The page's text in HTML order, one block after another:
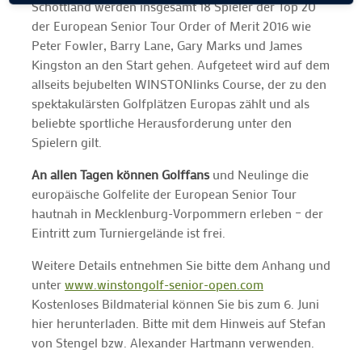
Schottland werden insgesamt 18 Spieler der Top 20
der European Senior Tour Order of Merit 2016 wie
Peter Fowler, Barry Lane, Gary Marks und James
Kingston an den Start gehen. Aufgeteet wird auf dem
allseits bejubelten WINSTONlinks Course, der zu den
spektakulärsten Golfplätzen Europas zählt und als
beliebte sportliche Herausforderung unter den
Spielern gilt.
An allen Tagen können Golffansund Neulinge die
europäische Golfelite der European Senior Tour
hautnah in Mecklenburg-Vorpommern erleben – der
Eintritt zum Turniergelände ist frei.
Weitere Details entnehmen Sie bitte dem Anhang und
unterwww.winstongolf-senior-open.com
Kostenloses Bildmaterial können Sie bis zum 6. Juni
hier herunterladen. Bitte mit dem Hinweis auf Stefan
von Stengel bzw. Alexander Hartmann verwenden.